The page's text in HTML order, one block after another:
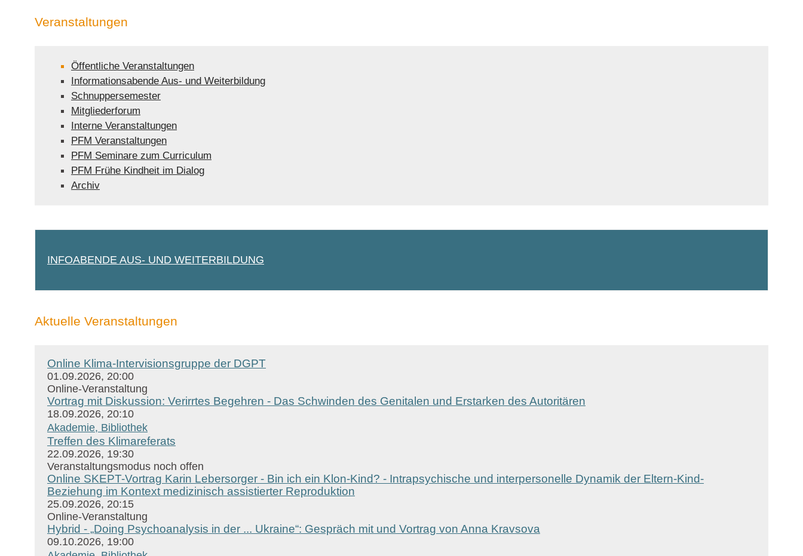
Veranstaltungen
Öffentliche Veranstaltungen
Informationsabende Aus- und Weiterbildung
Schnuppersemester
Mitgliederforum
Interne Veranstaltungen
PFM Veranstaltungen
PFM Seminare zum Curriculum
PFM Frühe Kindheit im Dialog
Archiv
INFOABENDE AUS- UND WEITERBILDUNG
Aktuelle Veranstaltungen
Online Klima-Intervisionsgruppe der DGPT
01.09.2026, 20:00
Online-Veranstaltung
Vortrag mit Diskussion: Verirrtes Begehren - Das Schwinden des Genitalen und Erstarken des Autoritären
18.09.2026, 20:10
Akademie, Bibliothek
Treffen des Klimareferats
22.09.2026, 19:30
Veranstaltungsmodus noch offen
Online SKEPT-Vortrag Karin Lebersorger - Bin ich ein Klon-Kind? - Intrapsychische und interpersonelle Dynamik der Eltern-Kind-
Beziehung im Kontext medizinisch assistierter Reproduktion
25.09.2026, 20:15
Online-Veranstaltung
Hybrid - „Doing Psychoanalysis in der ... Ukraine“: Gespräch mit und Vortrag von Anna Kravsova
09.10.2026, 19:00